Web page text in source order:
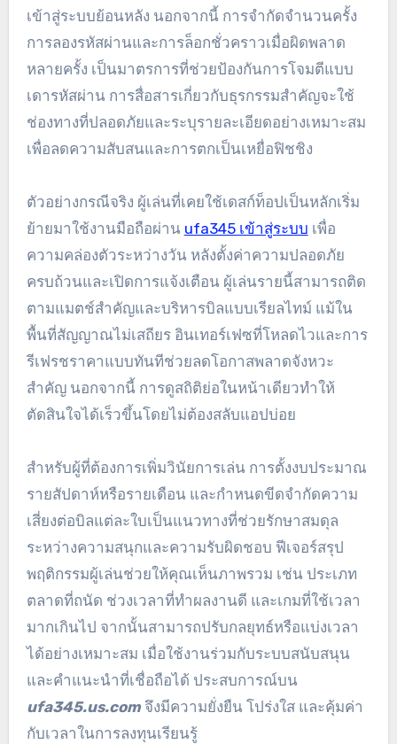
เข้าสู่ระบบย้อนหลัง นอกจากนี้ การจำกัดจำนวนครั้ง
การลองรหัสผ่านและการล็อกชั่วคราวเมื่อผิดพลาด
หลายครั้ง เป็นมาตรการที่ช่วยป้องกันการโจมตีแบบ
เดารหัสผ่าน การสื่อสารเกี่ยวกับธุรกรรมสำคัญจะใช้
ช่องทางที่ปลอดภัยและระบุรายละเอียดอย่างเหมาะสม
เพื่อลดความสับสนและการตกเป็นเหยื่อฟิชชิง
ตัวอย่างกรณีจริง ผู้เล่นที่เคยใช้เดสก์ท็อปเป็นหลักเริ่ม
ย้ายมาใช้งานมือถือผ่าน ufa345 เข้าสู่ระบบ เพื่อ
ความคล่องตัวระหว่างวัน หลังตั้งค่าความปลอดภัย
ครบถ้วนและเปิดการแจ้งเตือน ผู้เล่นรายนี้สามารถติด
ตามแมตช์สำคัญและบริหารบิลแบบเรียลไทม์ แม้ใน
พื้นที่สัญญาณไม่เสถียร อินเทอร์เฟซที่โหลดไวและการ
รีเฟรชราคาแบบทันทีช่วยลดโอกาสพลาดจังหวะ
สำคัญ นอกจากนี้ การดูสถิติย่อในหน้าเดียวทำให้
ตัดสินใจได้เร็วขึ้นโดยไม่ต้องสลับแอปบ่อย
สำหรับผู้ที่ต้องการเพิ่มวินัยการเล่น การตั้งงบประมาณ
รายสัปดาห์หรือรายเดือน และกำหนดขีดจำกัดความ
เสี่ยงต่อบิลแต่ละใบเป็นแนวทางที่ช่วยรักษาสมดุล
ระหว่างความสนุกและความรับผิดชอบ ฟีเจอร์สรุป
พฤติกรรมผู้เล่นช่วยให้คุณเห็นภาพรวม เช่น ประเภท
ตลาดที่ถนัด ช่วงเวลาที่ทำผลงานดี และเกมที่ใช้เวลา
มากเกินไป จากนั้นสามารถปรับกลยุทธ์หรือแบ่งเวลา
ได้อย่างเหมาะสม เมื่อใช้งานร่วมกับระบบสนับสนุน
และคำแนะนำที่เชื่อถือได้ ประสบการณ์บน
ufa345.us.comจึงมีความยั่งยืน โปร่งใส และคุ้มค่า
กับเวลาในการลงทุนเรียนรู้